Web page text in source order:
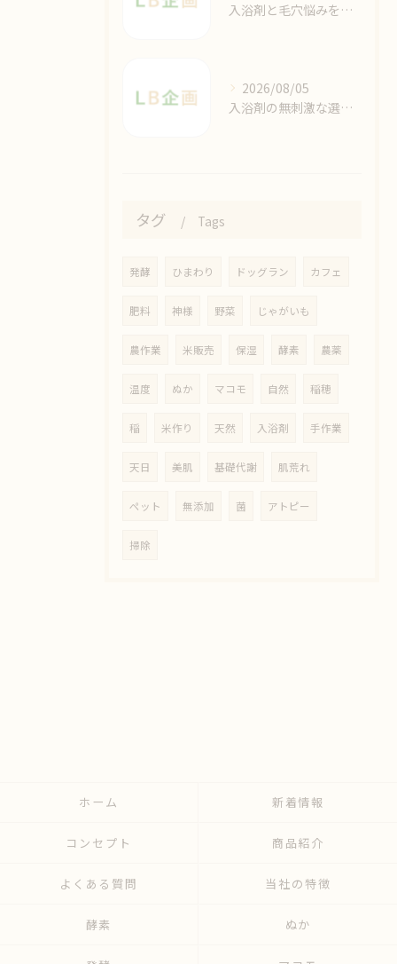
入浴剤と毛穴悩みを同時ケアする効果的な使い方と選び方のポイント
2026/08/05
入浴剤の無刺激な選び方と敏感肌におすすめのやさしいバスケア徹底ガイド
タグ Tags
発酵 ひまわり ドッグラン カフェ
肥料 神様 野菜 じゃがいも
農作業 米販売 保湿 酵素 農薬
温度 ぬか マコモ 自然 稲穂
稲 米作り 天然 入浴剤 手作業
天日 美肌 基礎代謝 肌荒れ
ペット 無添加 菌 アトピー
掃除
ホーム 新着情報
コンセプト 商品紹介
よくある質問 当社の特徴
酵素 ぬか